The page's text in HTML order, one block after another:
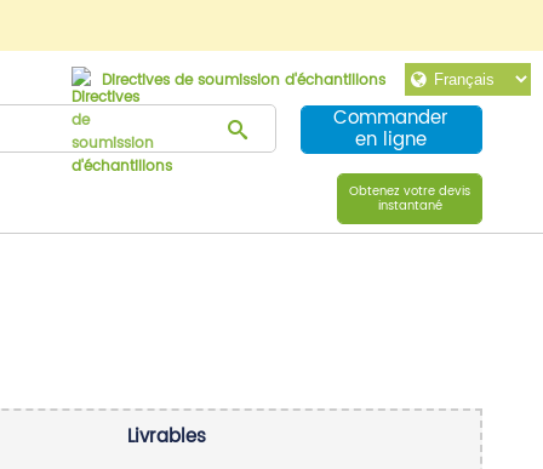
Directives de soumission d'échantillons
Commander
en ligne
Obtenez votre devis
instantané
Livrables